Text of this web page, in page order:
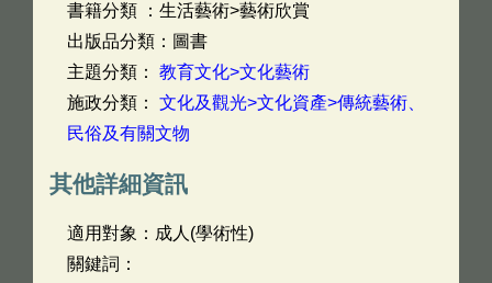
書籍分類 ：生活藝術>藝術欣賞
出版品分類：圖書
主題分類： 教育文化>文化藝術
施政分類： 文化及觀光>文化資產>傳統藝術、
民俗及有關文物
其他詳細資訊
適用對象：成人(學術性)
關鍵詞：